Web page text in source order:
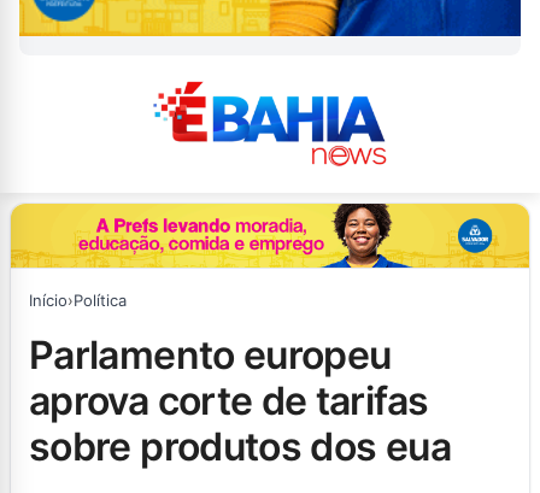
Início›Política
parlamento europeu
aprova corte de tarifas
sobre produtos dos eua